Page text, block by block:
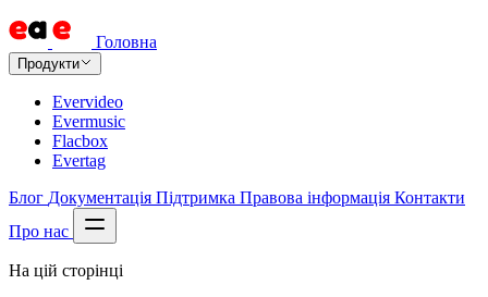
Головна
Продукти
Evervideo
Evermusic
Flacbox
Evertag
Блог Документація Підтримка Правова інформація Контакти
Про нас
На цій сторінці